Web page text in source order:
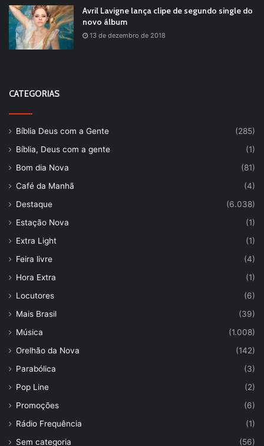
Avril Lavigne lança clipe de segundo single do
novo álbum
13 de dezembro de 2018
CATEGORIAS
Bíblia Deus com a Gente
(285)
Bíblia, Deus com a gente
(1)
Bom dia Nova
(81)
Café da Manhã
(4)
Destaque
(6.038)
Estação Nova
(1)
Extra Light
(1)
Feira livre
(4)
Hora Extra
(1)
Locutores
(6)
Mais Brasil
(39)
Música
(1.008)
Orelhão da Nova
(142)
Parabólica
(3)
Pop Line
(2)
Promoções
(6)
Rádio Frequência
(1)
Sem categoria
(56)